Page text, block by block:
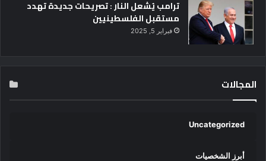
ترامب يُشعل النار : تصريحات جديدة تهدد
مستقبل الفلسطينيين
فبراير 5, 2025
المجالات
Uncategorized
أبرز الشخصيات